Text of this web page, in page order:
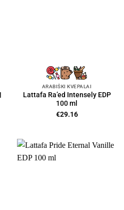
ARABIŠKI KVEPALAI
Lattafa Ra’ed Intensely EDP
100 ml
€29.16